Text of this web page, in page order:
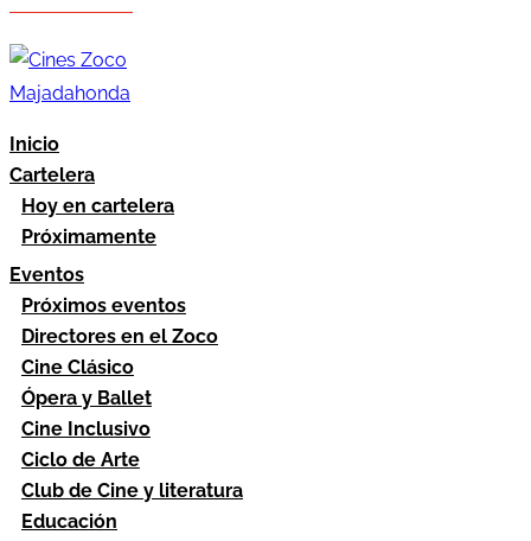
Inicio
Cartelera
Hoy en cartelera
Próximamente
Eventos
Próximos eventos
Directores en el Zoco
Cine Clásico
Ópera y Ballet
Cine Inclusivo
Ciclo de Arte
Club de Cine y literatura
Educación